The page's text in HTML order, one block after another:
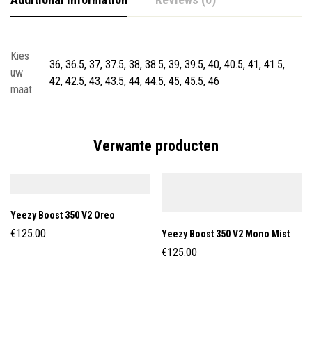
Kies
uw
maat
36, 36.5, 37, 37.5, 38, 38.5, 39, 39.5, 40, 40.5, 41, 41.5,
42, 42.5, 43, 43.5, 44, 44.5, 45, 45.5, 46
Verwante producten
Yeezy Boost 350 V2 Oreo
€125.00 Yeezy Boost 350 V2 Mono Mist
€125.00